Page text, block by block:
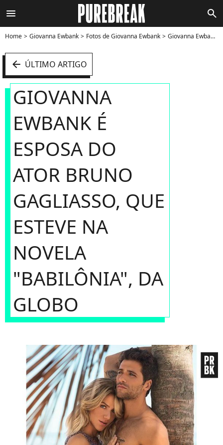
menu search
Home Giovanna Ewbank Fotos de Giovanna Ewbank Giovanna Ewbank é esposa do ator Bruno Gagliasso, que esteve na novela "Babilônia", da Globo - Foto
arrow_left ÚLTIMO ARTIGO
GIOVANNA
EWBANK É
ESPOSA DO
ATOR BRUNO
GAGLIASSO, QUE
ESTEVE NA
NOVELA
"BABILÔNIA", DA
GLOBO